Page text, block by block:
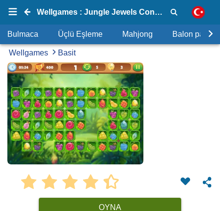
Wellgames : Jungle Jewels Connect
Bulmaca Üçlü Eşleme Mahjong Balon
Wellgames Basit
OYNA